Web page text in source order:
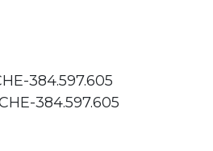
384.597.605
384.597.605